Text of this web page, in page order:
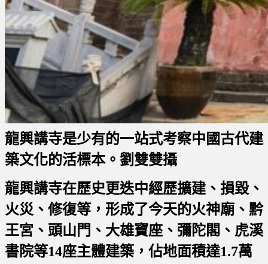
龍興講寺是少有的一站式考察中國古代建
築文化的活標本。劉雙雙攝
龍興講寺在歷史更迭中經歷擴建、損毀、
火災、修復等，形成了今天的火神廟、黔
王宮、頭山門、大雄寶座、彌陀閣、虎溪
書院等14座主體建築，佔地面積達1.7萬